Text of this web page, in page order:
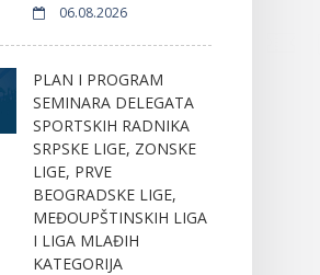
06.08.2026
PLAN I PROGRAM
SEMINARA DELEGATA
SPORTSKIH RADNIKA
SRPSKE LIGE, ZONSKE
LIGE, PRVE
BEOGRADSKE LIGE,
MEĐOUPŠTINSKIH LIGA
I LIGA MLAĐIH
KATEGORIJA